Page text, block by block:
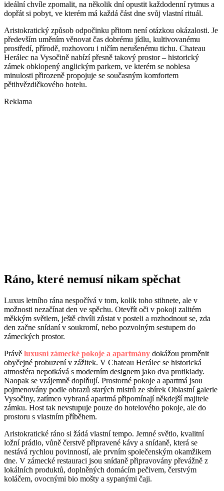
ideální chvíle zpomalit, na několik dní opustit každodenní rytmus a
dopřát si pobyt, ve kterém má každá část dne svůj vlastní rituál.
Aristokratický způsob odpočinku přitom není otázkou okázalosti. Je
především uměním věnovat čas dobrému jídlu, kultivovanému
prostředí, přírodě, rozhovoru i ničím nerušenému tichu. Chateau
Herálec na Vysočině nabízí přesně takový prostor – historický
zámek obklopený anglickým parkem, ve kterém se noblesa
minulosti přirozeně propojuje se současným komfortem
pětihvězdičkového hotelu.
Reklama
Ráno, které nemusí nikam spěchat
Luxus letního rána nespočívá v tom, kolik toho stihnete, ale v
možnosti nezačínat den ve spěchu. Otevřít oči v pokoji zalitém
měkkým světlem, ještě chvíli zůstat v posteli a rozhodnout se, zda
den začne snídaní v soukromí, nebo pozvolným sestupem do
zámeckých prostor.
Právě luxusní zámecké pokoje a apartmány dokážou proměnit
obyčejné probuzení v zážitek. V Chateau Herálec se historická
atmosféra nepotkává s moderním designem jako dva protiklady.
Naopak se vzájemně doplňují. Prostorné pokoje a apartmá jsou
pojmenovány podle obrazů starých mistrů ze sbírek Oblastní galerie
Vysočiny, zatímco vybraná apartmá připomínají někdejší majitele
zámku. Host tak nevstupuje pouze do hotelového pokoje, ale do
prostoru s vlastním příběhem.
Aristokratické ráno si žádá vlastní tempo. Jemné světlo, kvalitní
ložní prádlo, vůně čerstvě připravené kávy a snídaně, která se
nestává rychlou povinností, ale prvním společenským okamžikem
dne. V zámecké restauraci jsou snídaně připravovány převážně z
lokálních produktů, doplněných domácím pečivem, čerstvým
koláčem, ovocnými bio mošty a sypanými čaji.